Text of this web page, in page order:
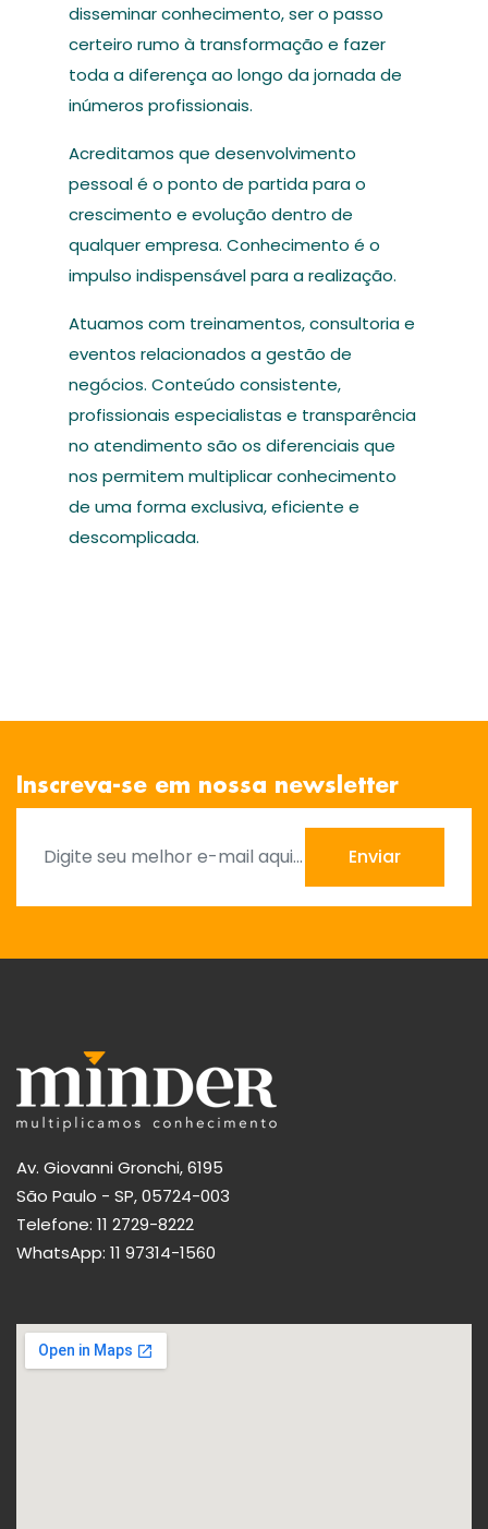
disseminar conhecimento, ser o passo
certeiro rumo à transformação e fazer
toda a diferença ao longo da jornada de
inúmeros profissionais.
Acreditamos que desenvolvimento
pessoal é o ponto de partida para o
crescimento e evolução dentro de
qualquer empresa. Conhecimento é o
impulso indispensável para a realização.
Atuamos com treinamentos, consultoria e
eventos relacionados a gestão de
negócios. Conteúdo consistente,
profissionais especialistas e transparência
no atendimento são os diferenciais que
nos permitem multiplicar conhecimento
de uma forma exclusiva, eficiente e
descomplicada.
Inscreva-se em nossa newsletter
Enviar
Av. Giovanni Gronchi, 6195
São Paulo - SP, 05724-003
Telefone: 11 2729-8222
WhatsApp: 11 97314-1560